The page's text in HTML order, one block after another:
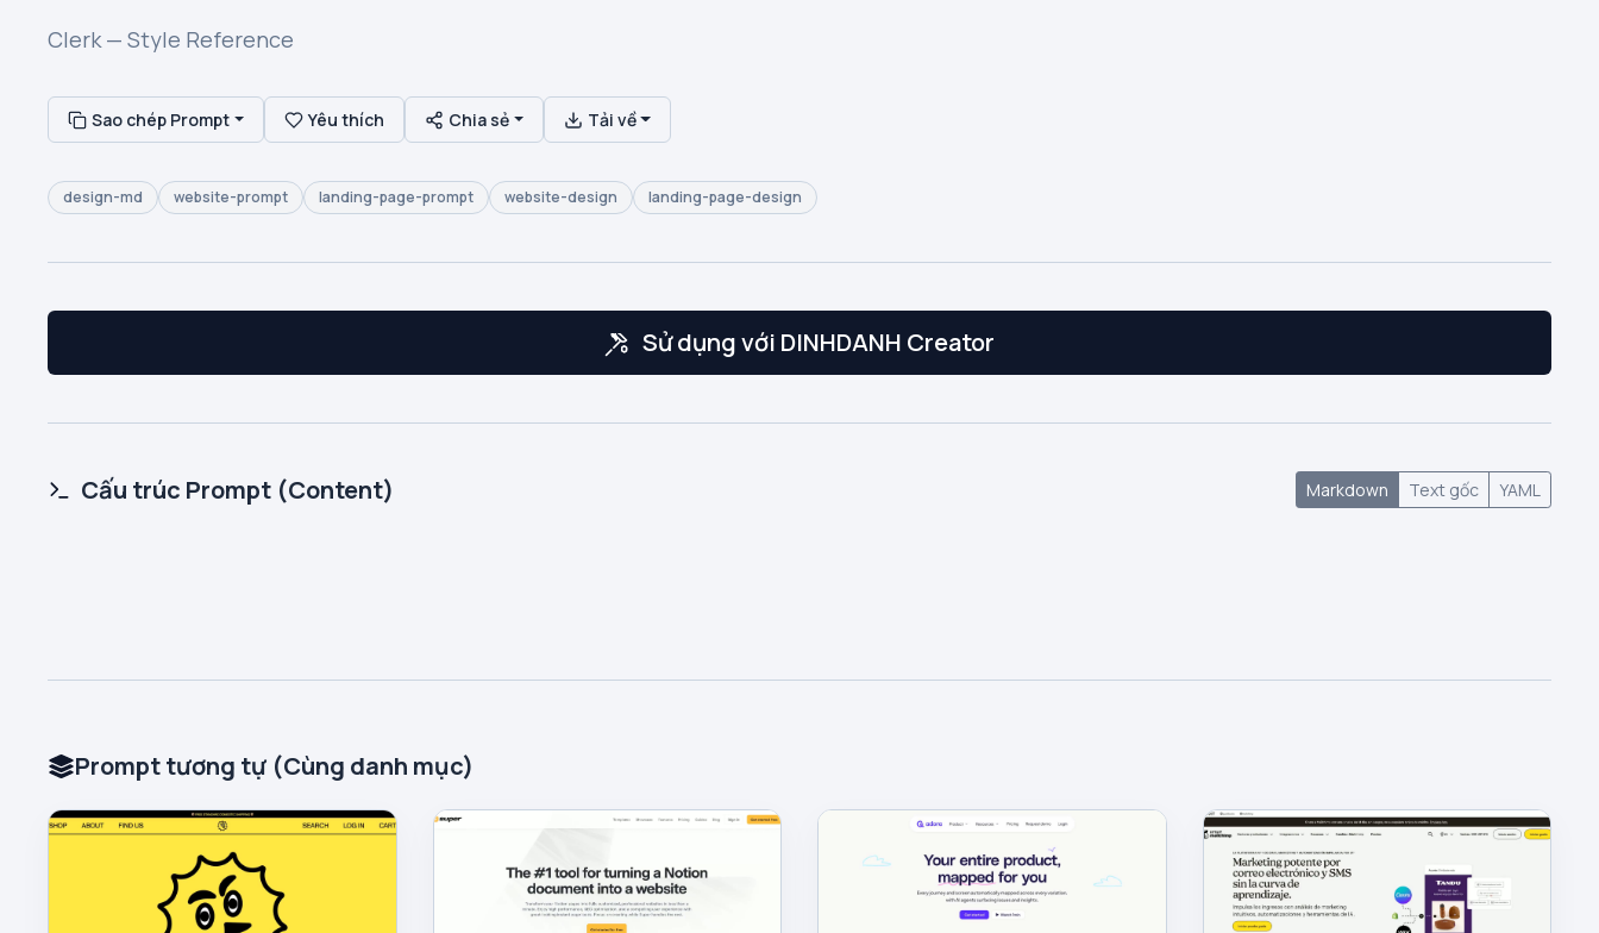
Clerk — Style Reference
Sao chép Prompt Yêu thích Chia sẻ Tải về
design-md website-prompt landing-page-prompt website-design landing-page-design
Sử dụng với DINHDANH Creator
Cấu trúc Prompt (Content) Markdown Text gốc YAML
Prompt tương tự (Cùng danh mục)